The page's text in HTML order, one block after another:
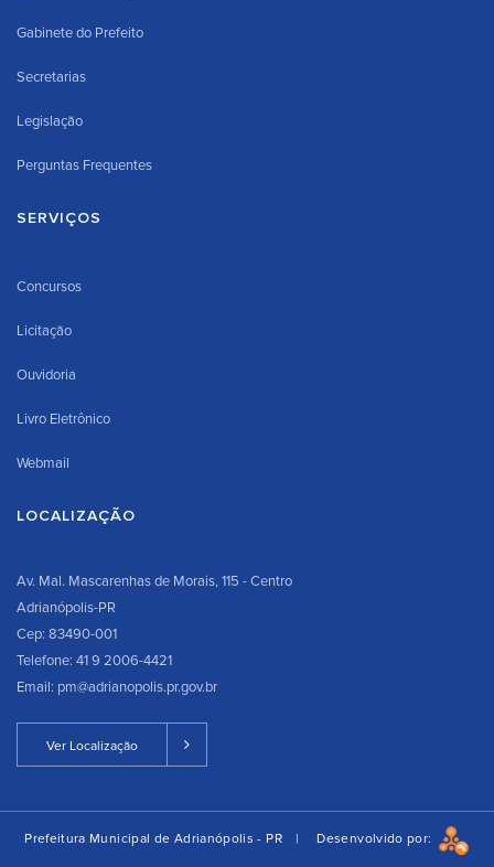
Gabinete do Prefeito
Secretarias
Legislação
Perguntas Frequentes
SERVIÇOS
Concursos
Licitação
Ouvidoria
Livro Eletrônico
Webmail
LOCALIZAÇÃO
Av. Mal. Mascarenhas de Morais, 115 - Centro
Adrianópolis-PR
Cep: 83490-001
Telefone: 41 9 2006-4421
Email: pm@adrianopolis.pr.gov.br
Ver Localização
Prefeitura Municipal de Adrianópolis - PR | Desenvolvido por: